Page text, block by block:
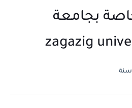
بجامعة